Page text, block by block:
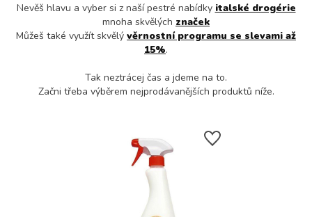
Nevěš hlavu a vyber si z naší pestré nabídky italské drogérie
mnoha skvělých značek
Můžeš také využít skvělý věrnostní programu se slevami až
15%.
Tak neztrácej čas a jdeme na to.
Začni třeba výběrem nejprodávanějších produktů níže.